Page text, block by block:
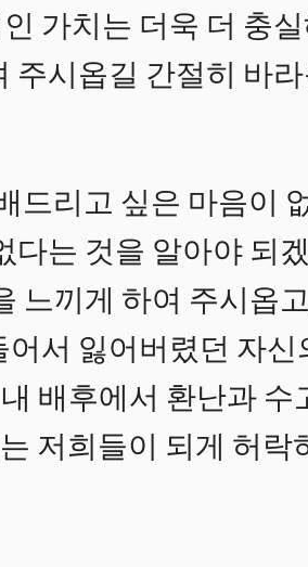
가치는 더욱 더 충
시옵길 간절히 바
드리고 싶은 마음이
는 것을 알아야 되
느끼게 하여 주시옵
서 잃어버렸던 자신
배후에서 환난과 수
저희들이 되게 허락